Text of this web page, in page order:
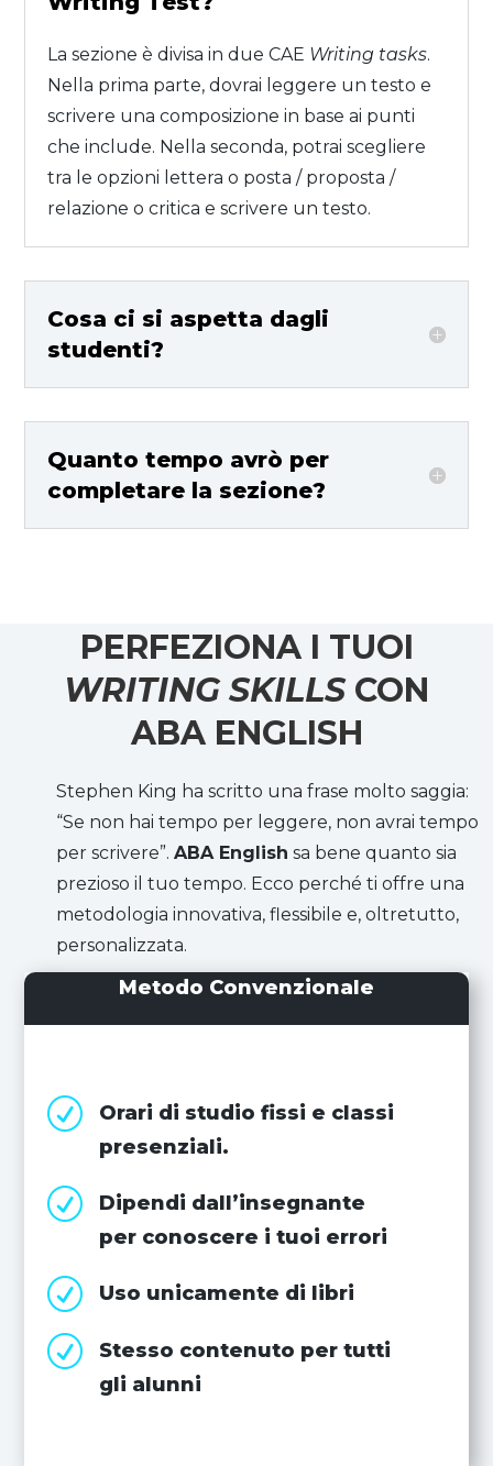
La sezione è divisa in due CAE Writing tasks.
Nella prima parte, dovrai leggere un testo e
scrivere una composizione in base ai punti
che include. Nella seconda, potrai scegliere
tra le opzioni lettera o posta / proposta /
relazione o critica e scrivere un testo.
Cosa ci si aspetta dagli
studenti?
Quanto tempo avrò per
completare la sezione?
PERFEZIONA I TUOI
WRITING SKILLSCON
ABA ENGLISH
Stephen King ha scritto una frase molto saggia:
“Se non hai tempo per leggere, non avrai tempo
per scrivere”. ABA English sa bene quanto sia
prezioso il tuo tempo. Ecco perché ti offre una
metodologia innovativa, flessibile e, oltretutto,
personalizzata.
Metodo Convenzionale
R
Orari di studio fissi e classi
presenziali.
R
Dipendi dall’insegnante
per conoscere i tuoi errori
R Uso unicamente di libri
R
Stesso contenuto per tutti
gli alunni